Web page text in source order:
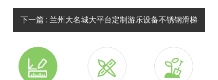
下一篇 : 兰州大名城大平台定制游乐设备不锈钢滑梯